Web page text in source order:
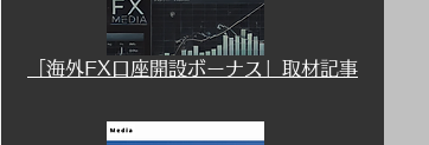
​「海外FX口座開設ボーナス」取材記事